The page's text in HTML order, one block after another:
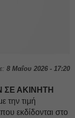
8 Μαΐου 2026 - 17:20
ΣΕ ΑΚΙΝΗΤΗ
την τιμή
εκδίδονται στο